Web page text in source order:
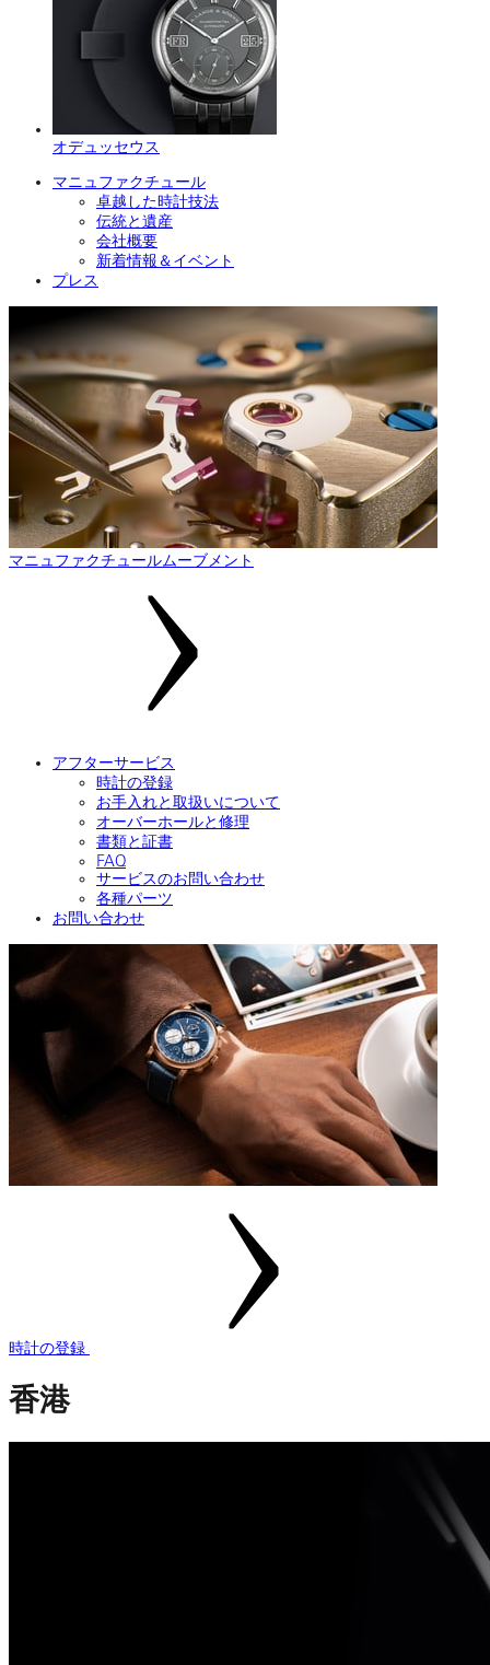
オデュッセウス
マニュファクチュール
卓越した時計技法
伝統と遺産
会社概要
新着情報＆イベント
プレス
マニュファクチュールムーブメント
アフターサービス
時計の登録
お手入れと取扱いについて
オーバーホールと修理
書類と証書
FAQ
サービスのお問い合わせ
各種パーツ
お問い合わせ
時計の登録
香港